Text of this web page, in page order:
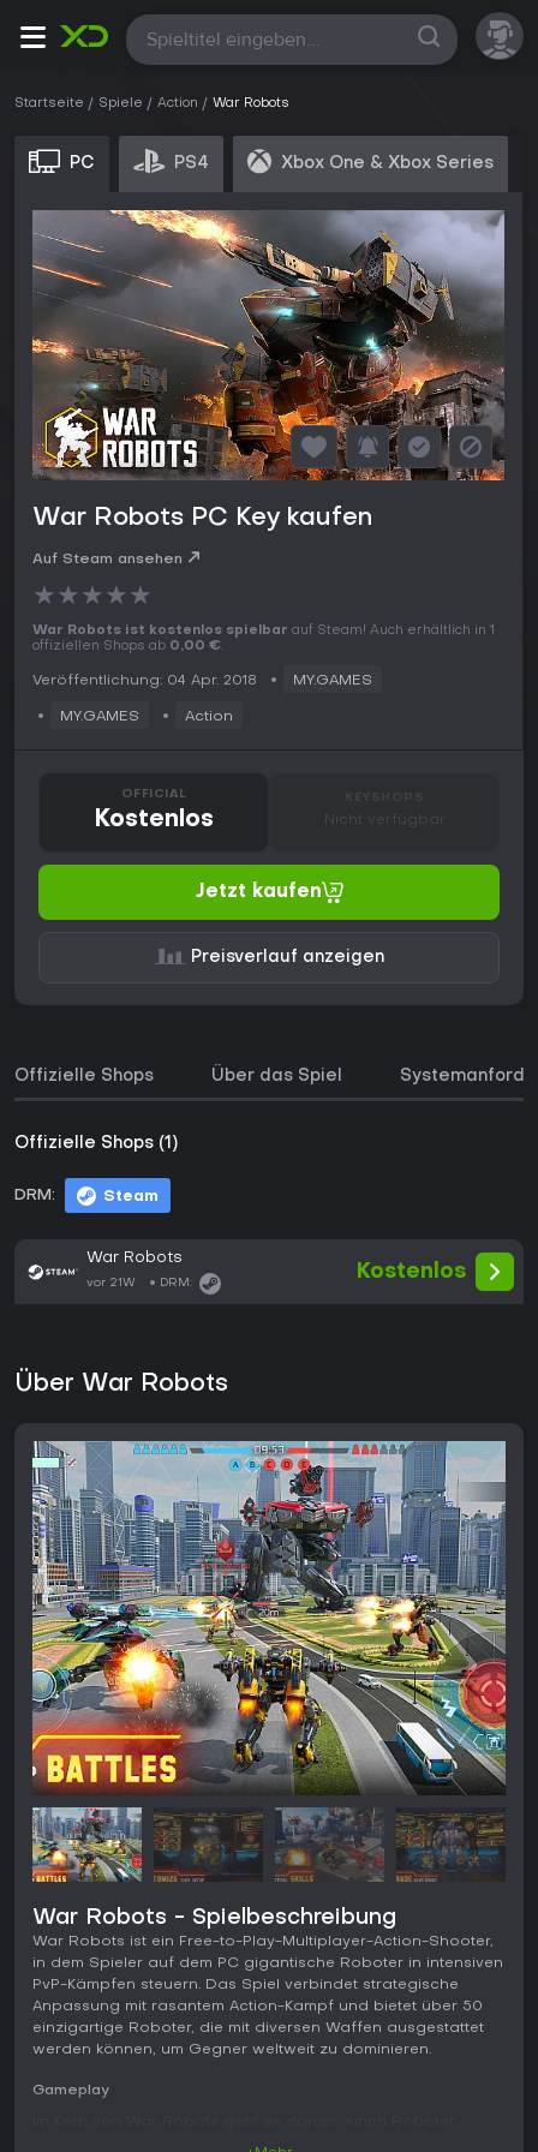
Alle
Startseite Spiele Action War Robots
PC PS4 Xbox One & Xbox Series
War Robots PC Key kaufen
Auf Steam ansehen
★★★★★
War Robots ist kostenlos spielbar auf Steam! Auch erhältlich in 1
offiziellen Shops ab 0,00 €.
Veröffentlichung: 04 Apr. 2018 MY.GAMES
MY.GAMES Action
OFFICIAL
Kostenlos Nicht verfügbar
Jetzt kaufen
Preisverlauf anzeigen
Offizielle Shops Über das Spiel
Offizielle Shops (1)
DRM: Steam
War Robots
vor 21W DRM:
Kostenlos
Über War Robots
War Robots - Spielbeschreibung
War Robots ist ein Free-to-Play-Multiplayer-Action-Shooter,
in dem Spieler auf dem PC gigantische Roboter in intensiven
PvP-Kämpfen steuern. Das Spiel verbindet strategische
Anpassung mit rasantem Action-Kampf und bietet über 50
einzigartige Roboter, die mit diversen Waffen ausgestattet
werden können, um Gegner weltweit zu dominieren.
Gameplay